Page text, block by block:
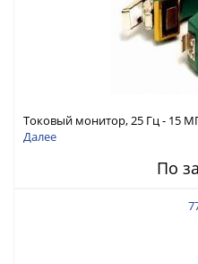
Токовый монитор, 25 Гц - 15
60 А скз
Далее
По